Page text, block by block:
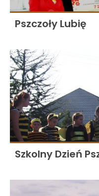
Pszczoły Lubię
Szkolny Dzień